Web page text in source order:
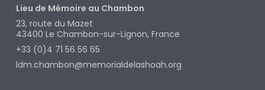
Lieu de Mémoire au Chambon
23, route du Mazet
43400 Le Chambon-sur-Lignon, France
+33 (0)4 71 56 56 65
ldm.chambon@memorialdelashoah.org